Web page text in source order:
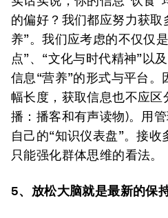
的偏好？我们都应努力获取
养”。我们应考虑的不仅仅
点”、“文化与时代精神”以
信息“营养”的形式与平台。
幅长度，获取信息也不应区
播：播客和有声读物)。用
自己的“知识仪表盘”。接
只能强化群体思维的看法。
5、 放松大脑就是最新的保